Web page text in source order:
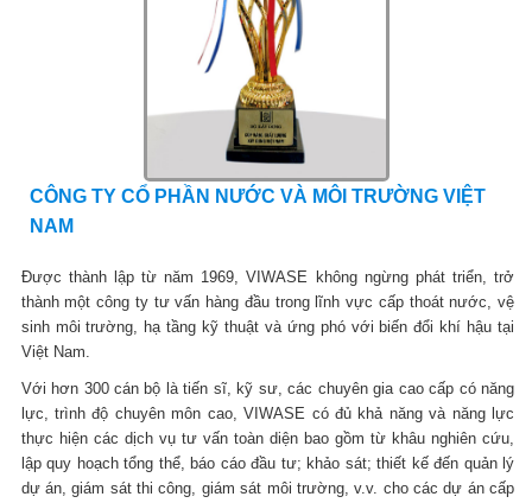
CÔNG TY CỔ PHẦN NƯỚC VÀ MÔI TRƯỜNG VIỆT
NAM
Được thành lập từ năm 1969, VIWASE không ngừng phát triển, trở
thành một công ty tư vấn hàng đầu trong lĩnh vực cấp thoát nước, vệ
sinh môi trường, hạ tầng kỹ thuật và ứng phó với biến đổi khí hậu tại
Việt Nam.
Với hơn 300 cán bộ là tiến sĩ, kỹ sư, các chuyên gia cao cấp có năng
lực, trình độ chuyên môn cao, VIWASE có đủ khả năng và năng lực
thực hiện các dịch vụ tư vấn toàn diện bao gồm từ khâu nghiên cứu,
lập quy hoạch tổng thể, báo cáo đầu tư; khảo sát; thiết kế đến quản lý
dự án, giám sát thi công, giám sát môi trường, v.v. cho các dự án cấp